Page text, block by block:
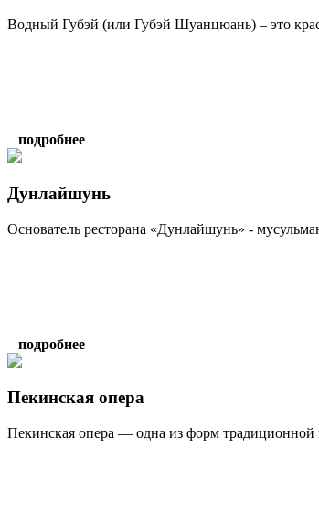
Водный Губэй (или Губэй Шуанцюань) – это
подробнее
Дунлайшунь
Основатель ресторана «Дунлайшунь» -
подробнее
Пекинская опера
Пекинская опера — одна из форм